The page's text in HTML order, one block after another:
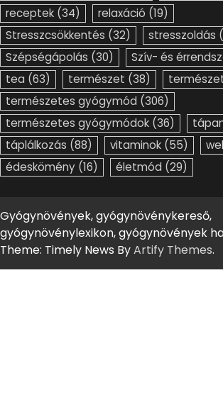
receptek (34) relaxáció (19)
Stresszcsökkentés (32) stresszoldás
Szépségápolás (30) Szív- és
tea (63) természet (38)
természetes gyógymód (306)
természetes gyógymódok (36)
táplálkozás (88) vitaminok (55)
édeskömény (16) életmód (29)
Gyógynövények, gyógynövénykereső,
gyógynövénylexikon, gyógynövények
Theme: Timely News ByArtify Themes.